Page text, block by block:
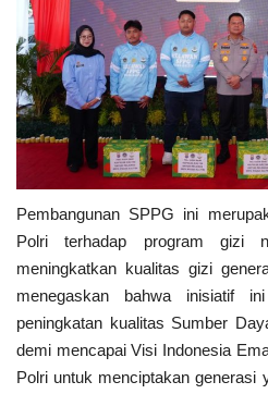
Pembangunan SPPG ini
Polri terhadap program gizi
meningkatkan kualitas gizi
menegaskan bahwa inisiatif
peningkatan kualitas Sumber
demi mencapai Visi Indonesia
Polri untuk menciptakan generasi